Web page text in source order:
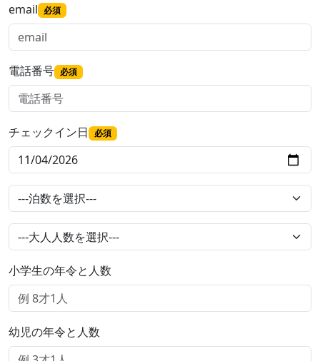
email 必須
電話番号 必須
チェックイン日 必須
小学生の年令と人数
幼児の年令と人数